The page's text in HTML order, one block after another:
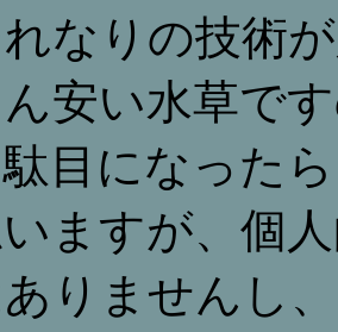
なりの技術
安い水草で
目になった
ますが、個
りませんし